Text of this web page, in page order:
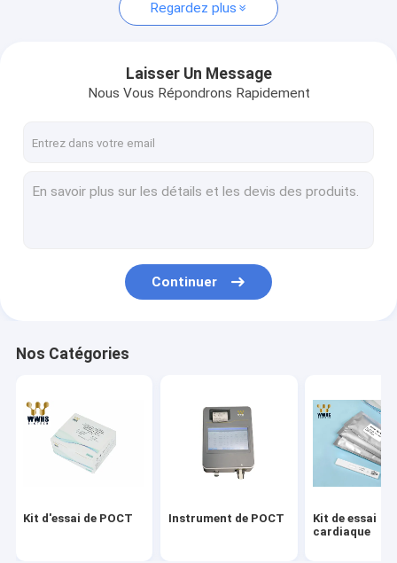
Kit d'essai de POCT
Kit de essai cardiaque
Kit rapide d'essai de PCT
Kit d'essai de fertilité
Consommables de laboratoire médical
Milieu de transport de virus
Regardez plus
Laisser Un Message
Nous Vous Répondrons Rapidement
Continuer
Nos Catégories
Kit d'essai de POCT Instrument de POCT
Kit de essai
cardiaque